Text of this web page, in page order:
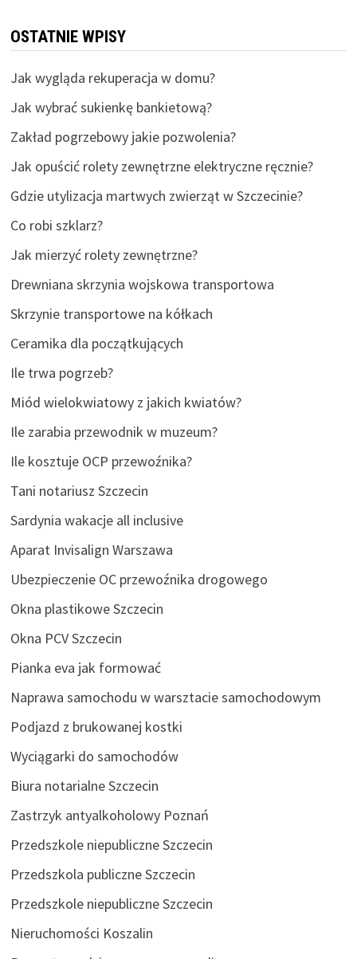
OSTATNIE WPISY
Jak wygląda rekuperacja w domu?
Jak wybrać sukienkę bankietową?
Zakład pogrzebowy jakie pozwolenia?
Jak opuścić rolety zewnętrzne elektryczne ręcznie?
Gdzie utylizacja martwych zwierząt w Szczecinie?
Co robi szklarz?
Jak mierzyć rolety zewnętrzne?
Drewniana skrzynia wojskowa transportowa
Skrzynie transportowe na kółkach
Ceramika dla początkujących
Ile trwa pogrzeb?
Miód wielokwiatowy z jakich kwiatów?
Ile zarabia przewodnik w muzeum?
Ile kosztuje OCP przewoźnika?
Tani notariusz Szczecin
Sardynia wakacje all inclusive
Aparat Invisalign Warszawa
Ubezpieczenie OC przewoźnika drogowego
Okna plastikowe Szczecin
Okna PCV Szczecin
Pianka eva jak formować
Naprawa samochodu w warsztacie samochodowym
Podjazd z brukowanej kostki
Wyciągarki do samochodów
Biura notarialne Szczecin
Zastrzyk antyalkoholowy Poznań
Przedszkole niepubliczne Szczecin
Przedszkola publiczne Szczecin
Przedszkole niepubliczne Szczecin
Nieruchomości Koszalin